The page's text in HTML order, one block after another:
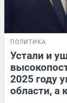
ПОЛИТИКА
Устали и
2025 году
области, а